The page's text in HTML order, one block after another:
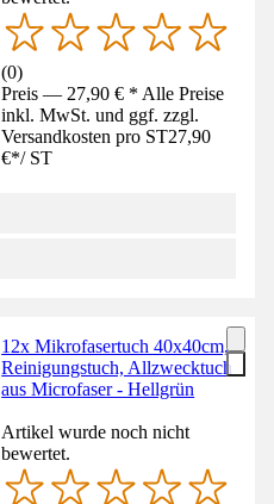
(0)
Preis — 27,90 € * Alle Preise
inkl. MwSt. und ggf. zzgl.
Versandkosten pro ST27,90
€*/ ST
12x Mikrofasertuch 40x40cm,
Reinigungstuch, Allzwecktuch
aus Microfaser - Hellgrün
Artikel wurde noch nicht
bewertet.